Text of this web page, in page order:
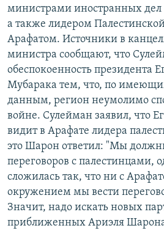
СОЦИАЛЬНЫЕ СЕТИ
Все сайты РСЕ/РС
министрами иностранных дел
а также лидером
Арафатом. Источники в
министра сообщают, что
обеспокоенность президента
Мубарака тем, что, по
данным, регион неумолимо
войне. Сулейман заявил, что
видит в Арафате лидера
это Шарон ответил: "Мы
переговоров с палестинцами,
сложилась так, что ни с
окружением мы вести
Значит, надо искать новых
приближенных Ариэля